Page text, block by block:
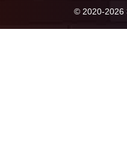
© 2020-2026